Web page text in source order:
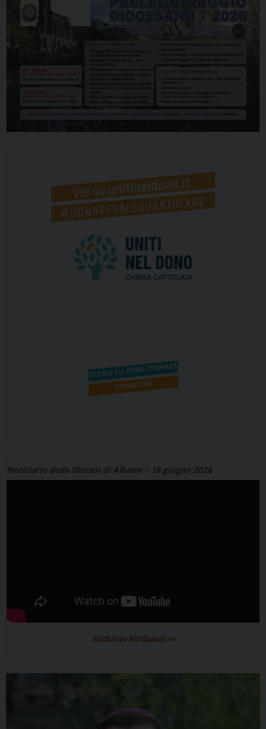
Notiziario della Diocesi di Albano – 18 giugno 2026
Archivio Notiziari >>